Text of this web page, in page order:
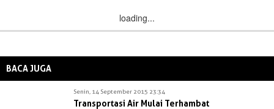
loading...
BACA JUGA
Senin, 14 September 2015 23:34
Transportasi Air Mulai Terhambat